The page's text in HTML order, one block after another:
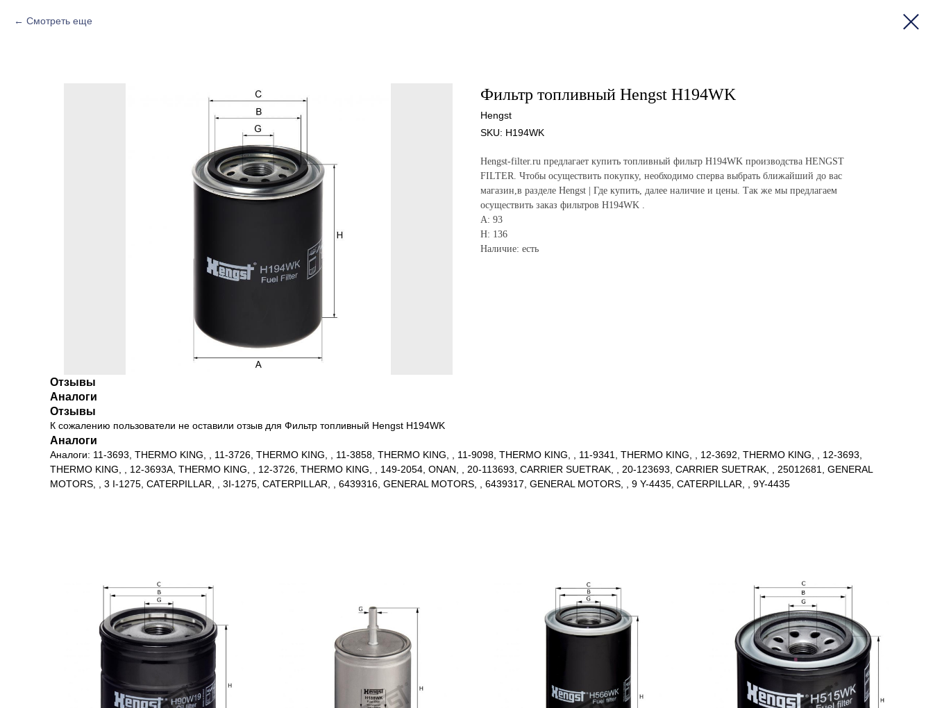
Смотреть еще
Фильтр топливный Hengst H194WK
Hengst
SKU: H194WK
Hengst-filter.ru предлагает купить топливный фильтр H194WK производства HENGST
FILTER. Чтобы осуществить покупку, необходимо сперва выбрать ближайший до вас
магазин,в разделе Hengst | Где купить, далее наличие и цены. Так же мы предлагаем
осуществить заказ фильтров H194WK .
A: 93
H: 136
Наличие: есть
Отзывы
Аналоги
Отзывы
К сожалению пользователи не оставили отзыв для Фильтр топливный Hengst H194WK
Аналоги
Аналоги: 11-3693, THERMO KING, , 11-3726, THERMO KING, , 11-3858, THERMO KING, , 11-9098, THERMO KING, , 11-9341, THERMO KING, , 12-3692, THERMO KING, , 12-3693,
THERMO KING, , 12-3693A, THERMO KING, , 12-3726, THERMO KING, , 149-2054, ONAN, , 20-113693, CARRIER SUETRAK, , 20-123693, CARRIER SUETRAK, , 25012681, GENERAL
MOTORS, , 3 I-1275, CATERPILLAR, , 3I-1275, CATERPILLAR, , 6439316, GENERAL MOTORS, , 6439317, GENERAL MOTORS, , 9 Y-4435, CATERPILLAR, , 9Y-4435